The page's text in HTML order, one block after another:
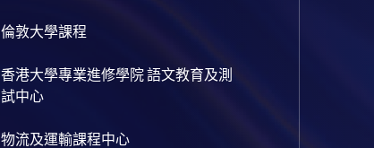
倫敦大學課程
香港大學專業進修學院 語文教育及測
試中心
物流及運輸課程中心